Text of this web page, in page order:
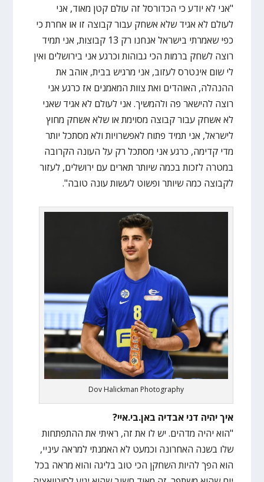
"אני לא יודע כי הכדורסל זה עולם קטן מאוד, אני
לעולם לא אגיד שלא אשחק עבור קבוצה זו או אחרת כי
כפי שאמרתי בישראל אנחנו רק 13 קבוצות, אני תמיד
רוצה לשחק ברמות הכי גבוהות וכרגע אני בירושלים ואין
לי שום אינטרס לעזוב, אני מרגיש בבית, אוהב את
ההנהלה, האוהדים ואת צוות המאמנים אז כרגע אני
רוצה להישאר פה ולהמשיך. אני לעולם לא אגיד שאני
לא אשחק עבור קבוצה מסוימת או שלא אשחק מחוץ
לישראל, אני תמיד פתוח לאפשרויות ולא מסתכל יותר
מדי קדימה, כרגע אני מסתכל רק על העונה הקרובה
במטרה לזכות בכמה שיותר תארים עם ירושלים, לעזור
לקבוצה כמה שיותר ופשוט לעשות עונה טובה".
Dov Halickman Photography
איך יהיה דני אבדיה באן.בי.איי?
"הוא יהיה מדהים. יש לו את זה, ראיתי את ההתפתחות
שלו בשנה האחרונה וכמעט לא האמנתי למראה עיניי,
הוא הפך להיות השחקן הכי טוב בליגה והוא מראה בכל